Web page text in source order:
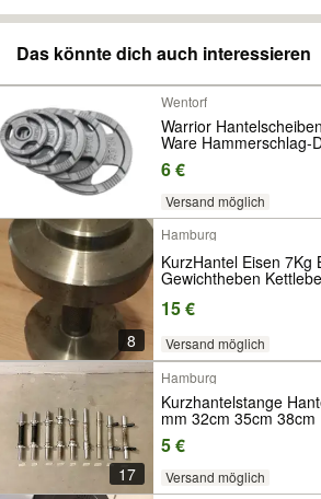
Das könnte dich auch interessieren
Wentorf
Warrior
Ware Hammerschlag-
6 €
Versand möglich
8
Hamburg
KurzHantel Eisen 7Kg
Gewichtheben
15 €
Versand möglich
17
Hamburg
Kurzhantelstange
mm 32cm 35cm 38cm
5 €
Versand möglich